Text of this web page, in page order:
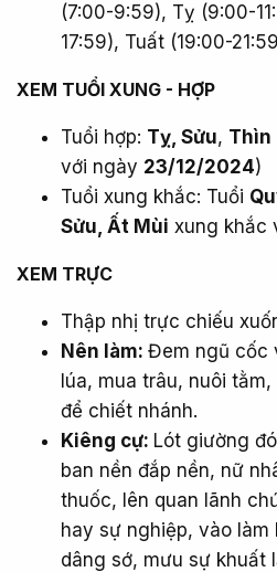
(7:00-9:59), Tỵ (9:00-
17:59), Tuất (19:00-
XEM TUỔI XUNG - HỢP​
Tuổi hợp: Tỵ, Sửu, Thìn
với ngày 23/12/2024)
Tuổi xung khắc: Tuổi
Sửu, Ất Mùi xung khắc
XEM TRỰC​
Thập nhị trực chiếu
Nên làm: Đem ngũ cốc
lúa, mua trâu, nuôi
để chiết nhánh.
Kiêng cự: Lót giường
ban nền đắp nền, nữ
thuốc, lên quan lãnh
hay sự nghiệp, vào làm
dâng sớ, mưu sự khuất